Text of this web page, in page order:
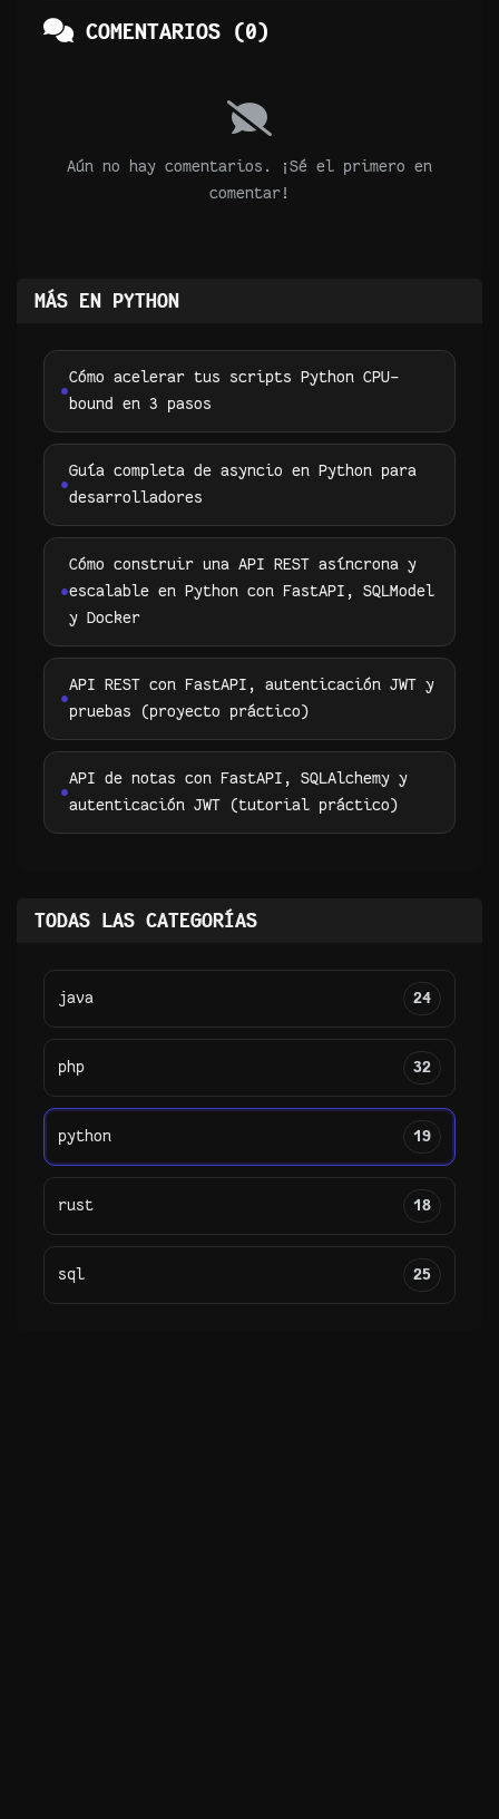
COMENTARIOS (0)
Aún no hay comentarios. ¡Sé el primero en
comentar!
MÁS EN PYTHON
Cómo acelerar tus scripts Python CPU-
bound en 3 pasos
Guía completa de asyncio en Python para
desarrolladores
Cómo construir una API REST asíncrona y
escalable en Python con FastAPI, SQLModel
y Docker
API REST con FastAPI, autenticación JWT y
pruebas (proyecto práctico)
API de notas con FastAPI, SQLAlchemy y
autenticación JWT (tutorial práctico)
TODAS LAS CATEGORÍAS
java 24
php 32
python 19
rust 18
sql 25